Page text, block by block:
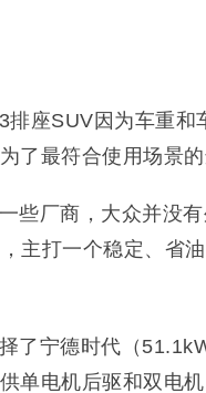
排座SUV因为车重和
了最符合使用场景
些厂商，大众并没
主打一个稳定、省油
了宁德时代（
单电机后驱和双电